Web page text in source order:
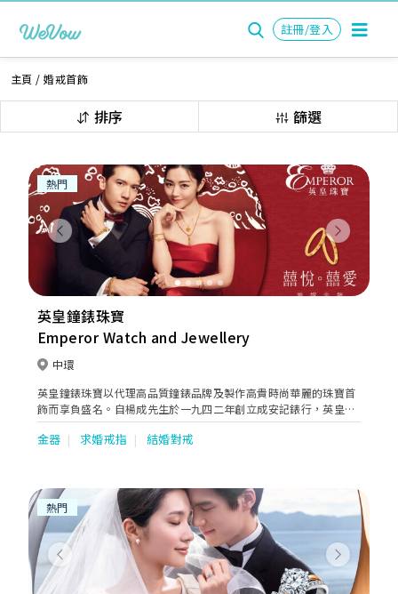
註冊/登入
主頁 /婚戒首飾
排序 篩選
Previous Next
英皇鐘錶珠寶
Emperor Watch and Jewellery
中環
英皇鐘錶珠寶以代理高品質鐘錶品牌及製作高貴時尚華麗的珠寶首
飾而享負盛名。自楊成先生於一九四二年創立成安記錶行，英皇鐘
錶珠寶一直秉持精益求精的精神。直至今日，此精神依然延續，令
英皇鐘錶珠寶成為追求卓越，重視產品及服務質素的保證。
金器 求婚戒指 結婚對戒
熱門
Previous Next
熱門